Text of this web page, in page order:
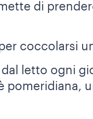
di
coccolarsi
letto ogni
pomeridiana,